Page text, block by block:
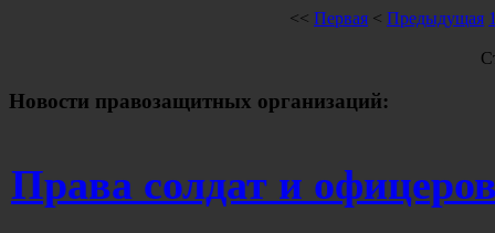
<< Первая < Предыдущая
Новости правозащитных организаций:
Права солдат и